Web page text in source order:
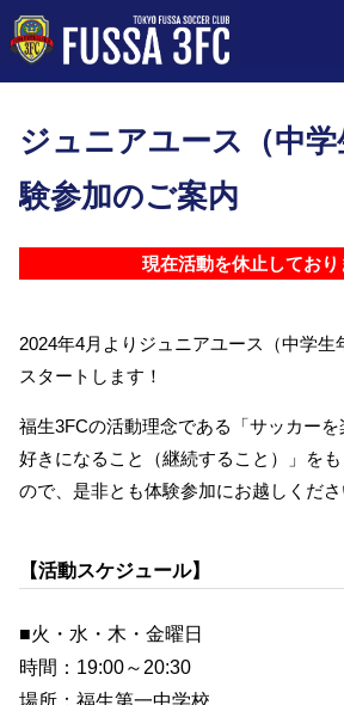
ホーム
スタッフ
ジュニアユース（中
験参加のご案内
現在活動を休止しており
2024年4月よりジュニアユース（中学
スタートします！
福生3FCの活動理念である「サッカー
好きになること（継続すること）」を
ので、是非とも体験参加にお越しくださ
【活動スケジュール】
■火・水・木・金曜日
時間：19:00～20:30
場所：福生第一中学校